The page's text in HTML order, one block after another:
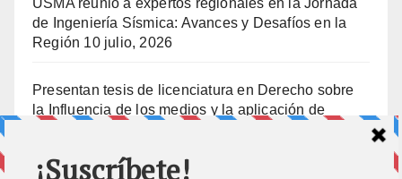
de Ingeniería Sísmica: Avances y Desafíos en la
Región 10 julio, 2026
Presentan tesis de licenciatura en Derecho sobre
la Influencia de los medios y la aplicación de